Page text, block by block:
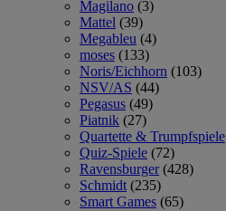
Magilano (3)
Mattel (39)
Megableu (4)
moses (133)
Noris/Eichhorn (103)
NSV/AS (44)
Pegasus (49)
Piatnik (27)
Quartette & Trumpfspiele
Quiz-Spiele (72)
Ravensburger (428)
Schmidt (235)
Smart Games (65)